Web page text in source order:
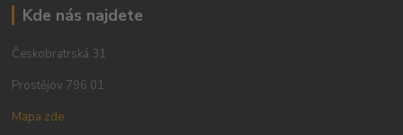
Kde nás najdete
Českobratrská 31
Prostějov 796 01
Mapa zde